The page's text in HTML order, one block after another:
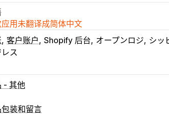
用未翻译成简体中文
客户账户 Shopify 后台 オープンロジ シッ
ス
- 其他
装和留言